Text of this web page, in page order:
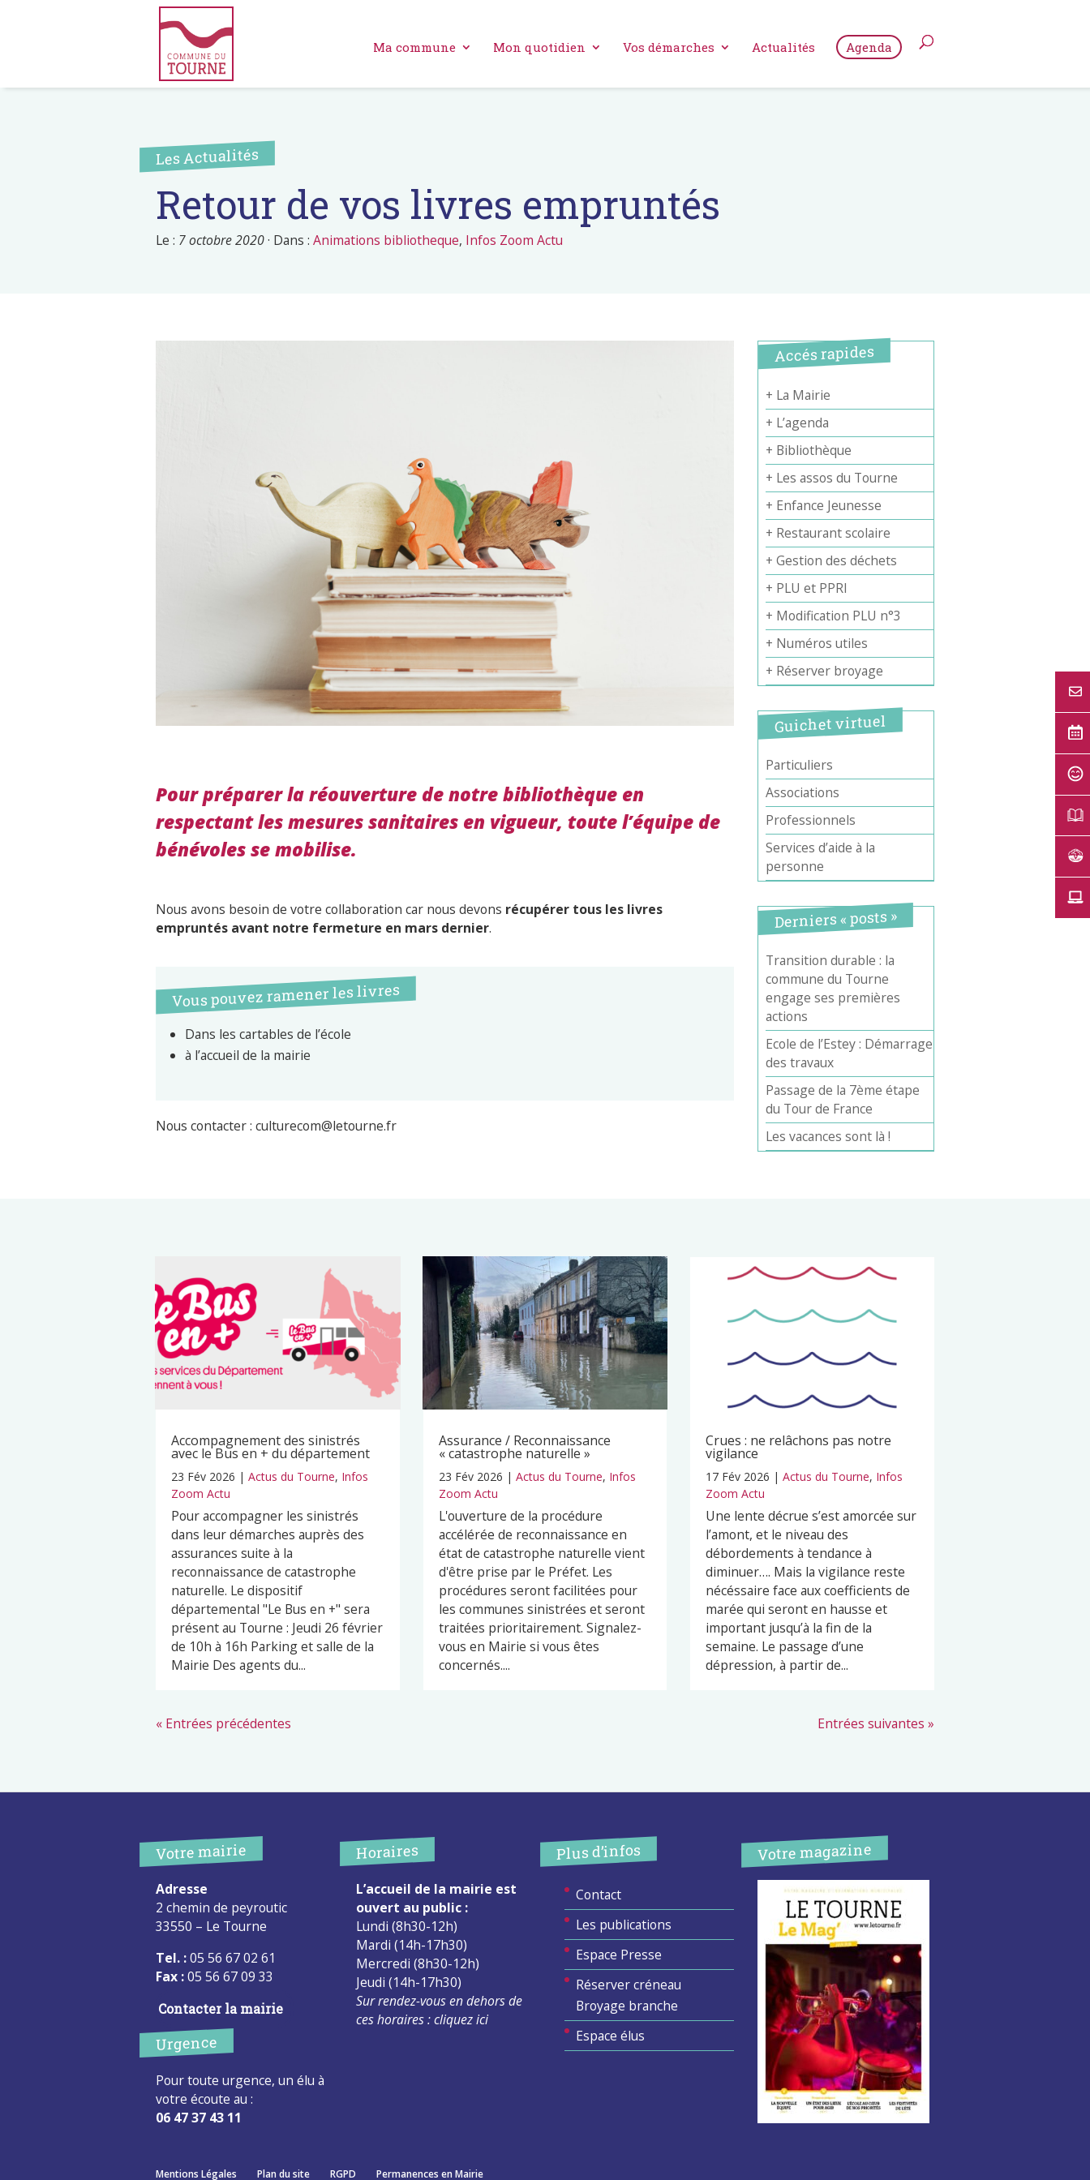
Ma commune Mon quotidien Vos démarches Actualités Agenda
Les Actualités
Retour de vos livres empruntés
Le : 7 octobre 2020· Dans : Animations bibliotheque, Infos Zoom Actu
Pour préparer la réouverture de notre bibliothèque en
respectant les mesures sanitaires en vigueur, toute l’équipe de
bénévoles se mobilise.
Nous avons besoin de votre collaboration car nous devons récupérer tous les livres
empruntés avant notre fermeture en mars dernier.
Vous pouvez ramener les livres
Dans les cartables de l’école
à l’accueil de la mairie
Nous contacter : culturecom@letourne.fr
Accés rapides
+ La Mairie
+ L’agenda
+ Bibliothèque
+ Les assos du Tourne
+ Enfance Jeunesse
+ Restaurant scolaire
+ Gestion des déchets
+ PLU et PPRI
+ Modification PLU n°3
+ Numéros utiles
+ Réserver broyage
Guichet virtuel
Particuliers
Associations
Professionnels
Services d’aide à la
personne
Derniers « posts »
Transition durable : la
commune du Tourne
engage ses premières
actions
Ecole de l’Estey : Démarrage
des travaux
Passage de la 7ème étape
du Tour de France
Les vacances sont là !
Accompagnement des sinistrés
avec le Bus en + du département
23 Fév 2026 | Actus du Tourne, Infos
Zoom Actu
Pour accompagner les sinistrés
dans leur démarches auprès des
assurances suite à la
reconnaissance de catastrophe
naturelle. Le dispositif
départemental "Le Bus en +" sera
présent au Tourne : Jeudi 26 février
de 10h à 16h Parking et salle de la
Mairie Des agents du...
Assurance / Reconnaissance
« catastrophe naturelle »
23 Fév 2026 | Actus du Tourne, Infos
Zoom Actu
L'ouverture de la procédure
accélérée de reconnaissance en
état de catastrophe naturelle vient
d'être prise par le Préfet. Les
procédures seront facilitées pour
les communes sinistrées et seront
traitées prioritairement. Signalez-
vous en Mairie si vous êtes
concernés....
Crues : ne relâchons pas notre
vigilance
17 Fév 2026 |Actus du Tourne, Infos
Zoom Actu
Une lente décrue s’est amorcée sur
l’amont, et le niveau des
débordements à tendance à
diminuer…. Mais la vigilance reste
nécéssaire face aux coefficients de
marée qui seront en hausse et
important jusqu’à la fin de la
semaine. Le passage d’une
dépression, à partir de...
« Entrées précédentes Entrées suivantes »
Votre mairie
Adresse
2 chemin de peyroutic
33550 – Le Tourne
Tel. :05 56 67 02 61
Fax :05 56 67 09 33
Contacter la mairie
Urgence
Pour toute urgence, un élu à
votre écoute au :
06 47 37 43 11
Horaires
L’accueil de la mairie est
ouvert au public :
Lundi (8h30-12h)
Mardi (14h-17h30)
Mercredi (8h30-12h)
Jeudi (14h-17h30)
Sur rendez-vous en dehors de
ces horaires :cliquez ici
Plus d’infos
Contact
Les publications
Espace Presse
Réserver créneau
Broyage branche
Espace élus
Votre magazine
Mentions Légales Plan du site RGPD Permanences en Mairie